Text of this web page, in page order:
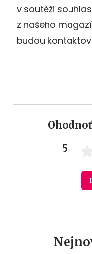
v soutěži
z našeho
budou
5